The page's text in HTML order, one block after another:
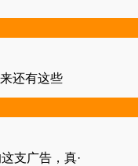
还有这些
支广告，真·